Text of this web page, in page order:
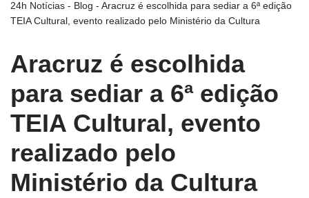
24h Notícias - Blog - Aracruz é escolhida para sediar a 6ª edição
TEIA Cultural, evento realizado pelo Ministério da Cultura
Aracruz é escolhida
para sediar a 6ª edição
TEIA Cultural, evento
realizado pelo
Ministério da Cultura